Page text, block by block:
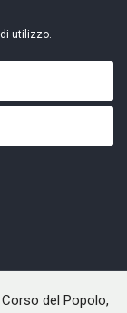
utilizzo.
del Popolo,